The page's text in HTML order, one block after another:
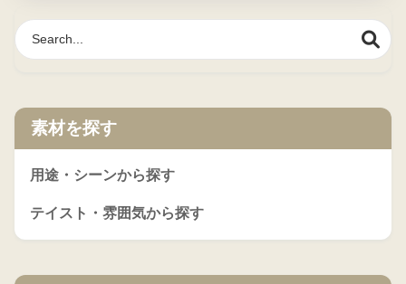
素材を探す
用途・シーンから探す
テイスト・雰囲気から探す